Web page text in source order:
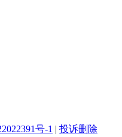
号-1 | 投诉删除